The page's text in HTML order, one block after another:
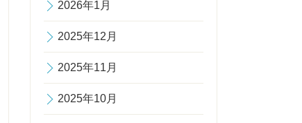
2026年1月
2025年12月
2025年11月
2025年10月